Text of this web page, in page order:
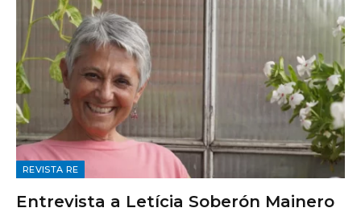
REVISTA RE
Entrevista a Letícia Soberón Mainero